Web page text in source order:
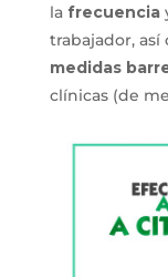
la frecuencia
trabajador, así
medidas
clínicas (de